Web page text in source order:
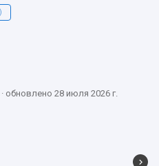
обновлено 28 июля 2026 г.